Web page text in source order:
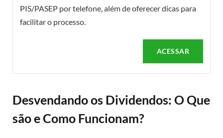
PIS/PASEP por telefone, além de oferecer dicas para
facilitar o processo.
ACESSAR
Desvendando os Dividendos: O Que
são e Como Funcionam?